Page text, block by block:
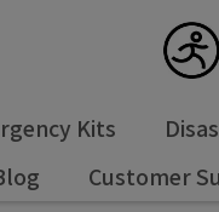
Kits
Customer